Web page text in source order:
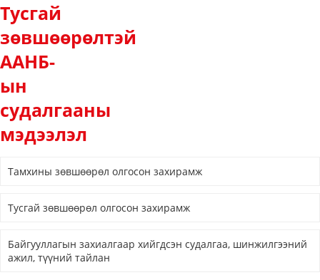
Тусгай
зөвшөөрөлтэй
ААНБ-
ын
судалгааны
мэдээлэл
Тамхины зөвшөөрөл олгосон захирамж
Тусгай зөвшөөрөл олгосон захирамж
Байгууллагын захиалгаар хийгдсэн судалгаа, шинжилгээний
ажил, түүний тайлан